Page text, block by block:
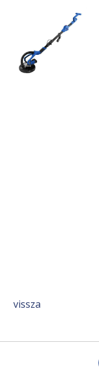
vissza